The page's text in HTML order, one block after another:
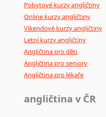
Pobytové kurzy angličtiny
Online kurzy angličtiny
Víkendové kurzy angličtiny
Letní kurzy angličtiny
Angličtina pro děti
Angličtina pro seniory
Angličtina pro lékaře
angličtina v ČR